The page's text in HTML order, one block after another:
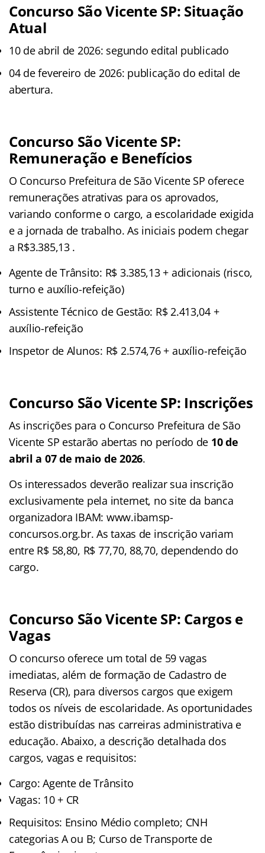
Concurso São Vicente SP: Situação
Atual
10 de abril de 2026: segundo edital publicado
04 de fevereiro de 2026: publicação do edital de
abertura.
Concurso São Vicente SP:
Remuneração e Benefícios
O Concurso Prefeitura de São Vicente SP oferece
remunerações atrativas para os aprovados,
variando conforme o cargo, a escolaridade exigida
e a jornada de trabalho. As iniciais podem chegar
a R$3.385,13 .
Agente de Trânsito: R$ 3.385,13 + adicionais (risco,
turno e auxílio-refeição)
Assistente Técnico de Gestão: R$ 2.413,04 +
auxílio-refeição
Inspetor de Alunos: R$ 2.574,76 + auxílio-refeição
Concurso São Vicente SP: Inscrições
As inscrições para o Concurso Prefeitura de São
Vicente SP estarão abertas no período de 10 de
abril a 07 de maio de 2026.
Os interessados deverão realizar sua inscrição
exclusivamente pela internet, no site da banca
organizadora IBAM: www.ibamsp-
concursos.org.br. As taxas de inscrição variam
entre R$ 58,80, R$ 77,70, 88,70, dependendo do
cargo.
Concurso São Vicente SP: Cargos e
Vagas
O concurso oferece um total de 59 vagas
imediatas, além de formação de Cadastro de
Reserva (CR), para diversos cargos que exigem
todos os níveis de escolaridade. As oportunidades
estão distribuídas nas carreiras administrativa e
educação. Abaixo, a descrição detalhada dos
cargos, vagas e requisitos:
Cargo: Agente de Trânsito
Vagas: 10 + CR
Requisitos: Ensino Médio completo; CNH
categorias A ou B; Curso de Transporte de